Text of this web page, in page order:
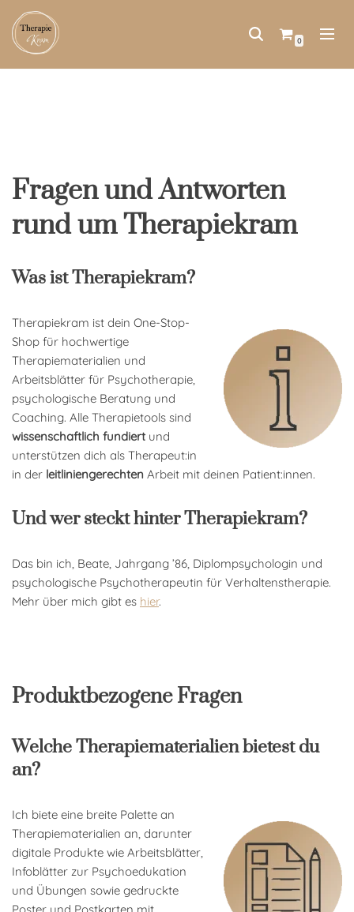
Zum
0
Fragen und Antworten
rund um Therapiekram
Was ist Therapiekram?
Therapiekram ist dein One-Stop-
Shop für hochwertige
Therapiematerialien und
Arbeitsblätter für Psychotherapie,
psychologische Beratung und
Coaching. Alle Therapietools sind
wissenschaftlich fundiertund
unterstützen dich als Therapeut:in
in der leitliniengerechten Arbeit mit deinen Patient:innen.
Und wer steckt hinter Therapiekram?
Das bin ich, Beate, Jahrgang ’86, Diplompsychologin und
psychologische Psychotherapeutin für Verhaltenstherapie.
Mehr über mich gibt es hier.
Produktbezogene Fragen
Welche Therapiematerialien bietest du
an?
Ich biete eine breite Palette an
Therapiematerialien an, darunter
digitale Produkte wie Arbeitsblätter,
Infoblätter zur Psychoedukation
und Übungen sowie gedruckte
Poster und Postkarten mit